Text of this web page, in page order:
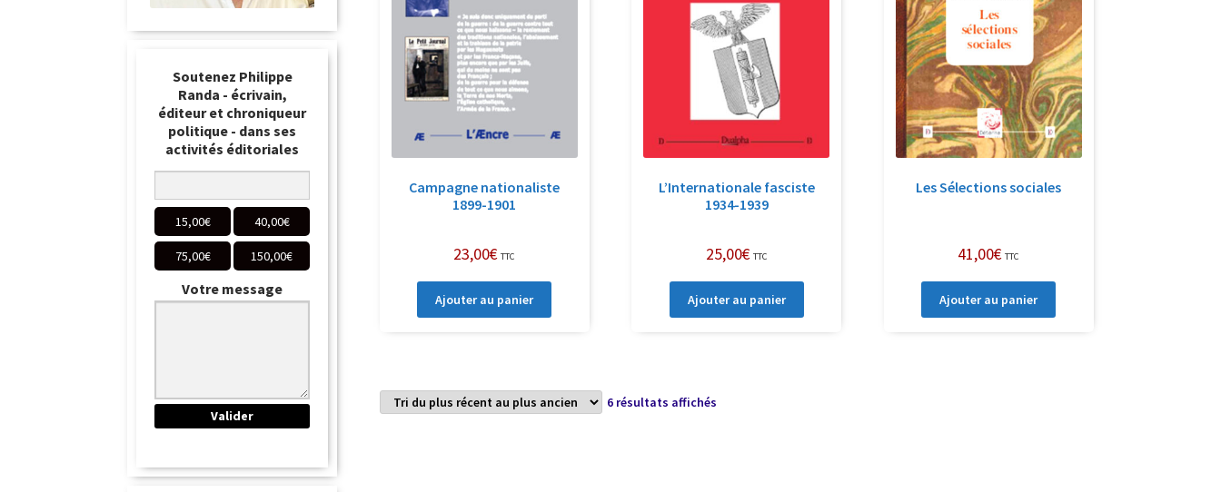
Campagne nationaliste
1899-1901
23,00€ TTC
Ajouter au panier
L’Internationale fasciste
1934-1939
25,00€ TTC
Ajouter au panier
Les Sélections sociales
41,00€ TTC
Ajouter au panier
6 résultats affichésTrié
Soutenez Philippe
Randa - écrivain,
éditeur et chroniqueur
politique - dans ses
activités éditoriales
15,00€ 40,00€
75,00€ 150,00€
Votre message